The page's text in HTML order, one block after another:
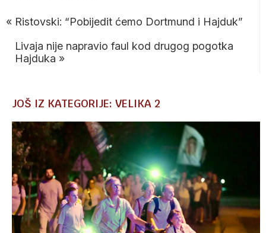
« Ristovski: “Pobijedit ćemo Dortmund i Hajduk”
Livaja nije napravio faul kod drugog pogotka
Hajduka »
JOŠ IZ KATEGORIJE: VELIKA 2